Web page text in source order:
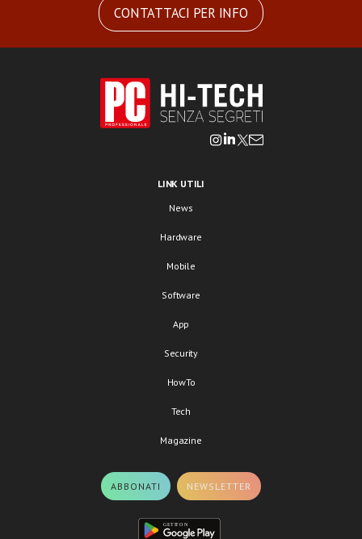
CONTATTACI PER INFO
LINK UTILI
News
Hardware
Mobile
Software
App
Security
HowTo
Tech
Magazine
ABBONATI NEWSLETTER